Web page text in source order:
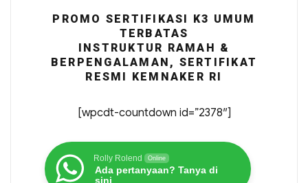
PROMO SERTIFIKASI K3 UMUM
TERBATAS
INSTRUKTUR RAMAH &
BERPENGALAMAN, SERTIFIKAT
RESMI KEMNAKER RI
[wpcdt-countdown id=”2378″]
Rolly Rolend Online
Ada pertanyaan? Tanya di
sini